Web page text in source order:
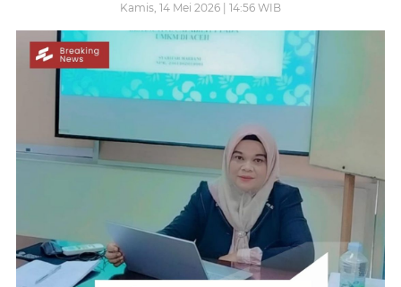
Kamis, 14 Mei 2026 | 14:56 WIB